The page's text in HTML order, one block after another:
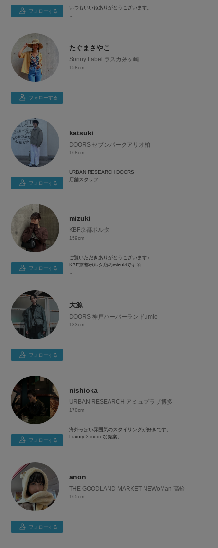
フォローする
いつもいいねありがとうございます。
たぐまさやこ
Sonny Label ラスカ茅ヶ崎
158cm
フォローする
katsuki
DOORS セブンパークアリオ柏
168cm
フォローする
URBAN RESEARCH DOORS
店舗スタッフ
mizuki
KBF京都ポルタ
159cm
フォローする
ご覧いただきありがとうございます♪
KBF京都ポルタ店のmizukiです🎀
皆さんにKBFの可愛さをお届けしていきます💭💫
大源
DOORS 神戸ハーバーランドumie
183cm
フォローする
nishioka
URBAN RESEARCH アミュプラザ博多
170cm
フォローする
海外っぽい雰囲気のスタイリングが好きです。
Luxury × modeな提案。
anon
THE GOODLAND MARKET NEWoMan 高輪
165cm
フォローする